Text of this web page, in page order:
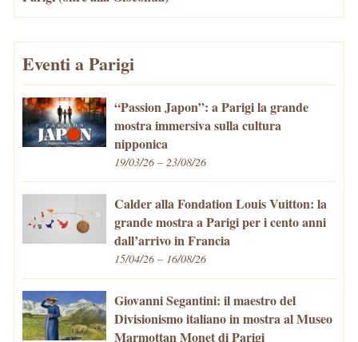
Eventi a Parigi
“Passion Japon”: a Parigi la grande
mostra immersiva sulla cultura
nipponica
19/03/26 – 23/08/26
Calder alla Fondation Louis Vuitton: la
grande mostra a Parigi per i cento anni
dall’arrivo in Francia
15/04/26 – 16/08/26
Giovanni Segantini: il maestro del
Divisionismo italiano in mostra al Museo
Marmottan Monet di Parigi